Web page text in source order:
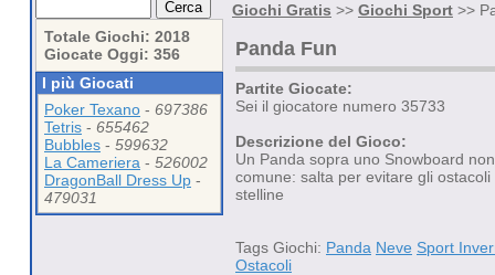
Totale Giochi: 2018
Giocate Oggi: 356
I più Giocati
Poker Texano - 697386
Tetris - 655462
Bubbles - 599632
La Cameriera - 526002
DragonBall Dress Up -
479031
Giochi Gratis >> Giochi Sport >>
Panda Fun
Partite Giocate:
Sei il giocatore numero 35733
Descrizione del Gioco:
Un Panda sopra uno Snowboard
comune: salta per evitare gli
stelline
Tags Giochi: Panda Neve Sport
Ostacoli